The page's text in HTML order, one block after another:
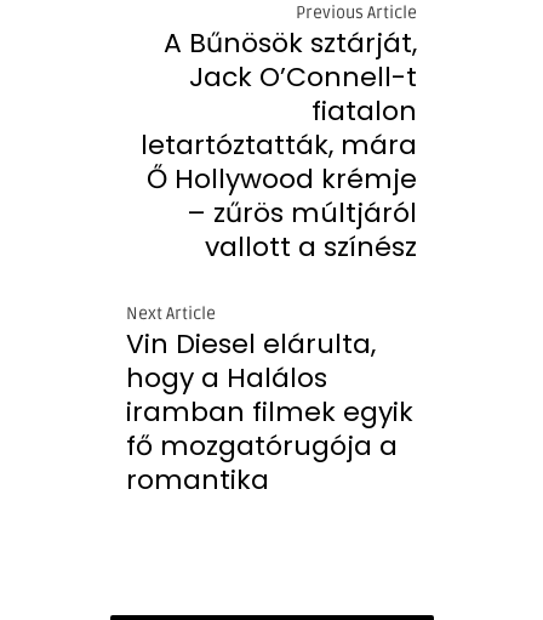
Previous Article
A Bűnösök sztárját,
Jack O’Connell-t
fiatalon
letartóztatták, mára
Ő Hollywood krémje
– zűrös múltjáról
vallott a színész
Next Article
Vin Diesel elárulta,
hogy a Halálos
iramban filmek egyik
fő mozgatórugója a
romantika